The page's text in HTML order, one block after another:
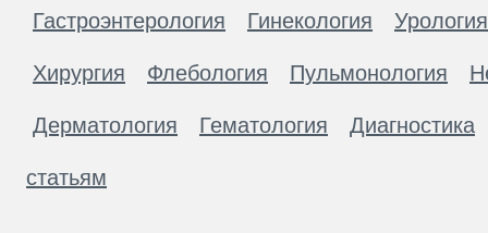
Гастроэнтерология Гинекология Урология
Хирургия Флебология Пульмонология
Дерматология Гематология Диагностика
статьям